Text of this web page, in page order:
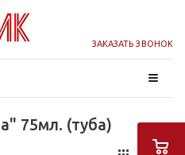
ЗАКАЗАТЬ ЗВОНОК
75мл. (туба)